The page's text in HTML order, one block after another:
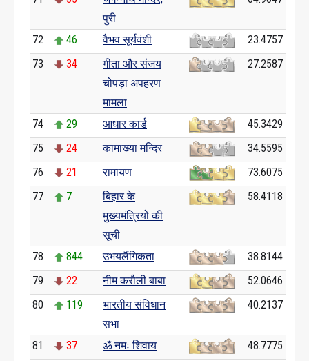
पुरी
72 46 वैभव सूर्यवंशी
23.4757
73
34
गीता और संजय
चोपड़ा अपहरण
मामला
27.2587
74 29 आधार कार्ड
45.3429
75
24 कामाख्या मन्दिर
34.5595
76
21 रामायण
73.6075
77
7
बिहार के
मुख्यमंत्रियों की
सूची
58.4118
78 844 उभयलैंगिकता
38.8144
79
22 नीम करौली बाबा
52.0646
80
119
भारतीय संविधान
सभा
40.2137
81 37 ॐ नमः शिवाय
48.7775